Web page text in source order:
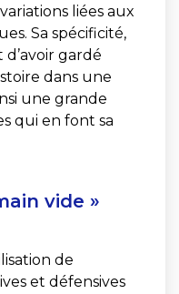
liées aux
Sa spécificité,
gardé
dans une
une grande
qui en font sa
vide »
de
et défensives